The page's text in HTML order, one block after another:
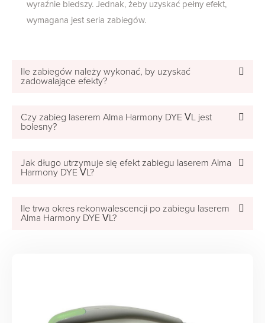
wyraźnie bledszy. Jednak, żeby uzyskać pełny efekt,
wymagana jest seria zabiegów.
Ile zabiegów należy wykonać, by uzyskać
zadowalające efekty?
Czy zabieg laserem Alma Harmony DYE VL jest
bolesny?
Jak długo utrzymuje się efekt zabiegu laserem Alma
Harmony DYE VL?
Ile trwa okres rekonwalescencji po zabiegu laserem
Alma Harmony DYE VL?